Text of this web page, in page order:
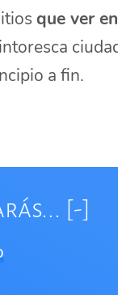
que ver
a fin.